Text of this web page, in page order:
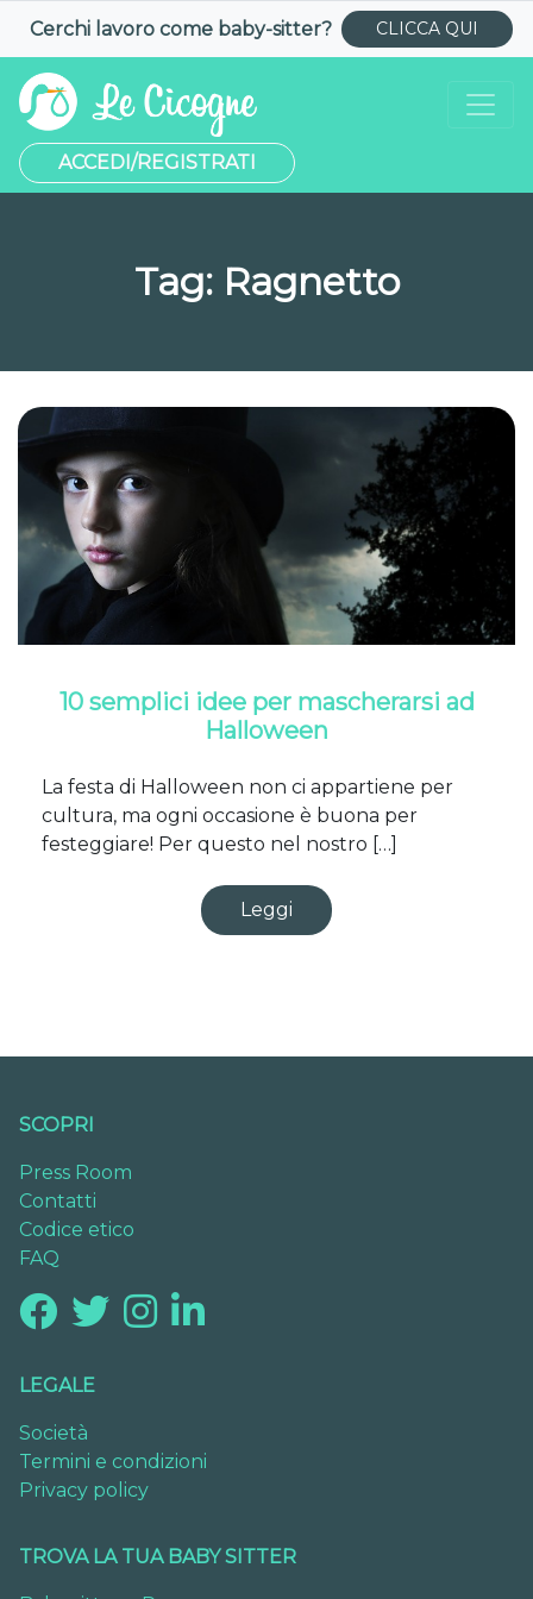
Cerchi lavoro come baby-sitter? CLICCA QUI
ACCEDI/REGISTRATI
Tag: Ragnetto
10 semplici idee per mascherarsi ad
Halloween
La festa di Halloween non ci appartiene per
cultura, ma ogni occasione è buona per
festeggiare! Per questo nel nostro […]
Leggi
SCOPRI
Press Room
Contatti
Codice etico
FAQ
LEGALE
Società
Termini e condizioni
Privacy policy
TROVA LA TUA BABY SITTER